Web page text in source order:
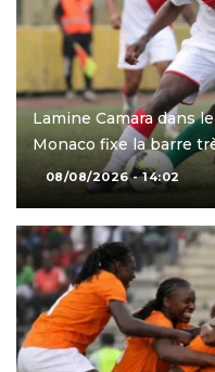
Lamine Camara dans
Monaco fixe la barre
08/08/2026 - 14:02